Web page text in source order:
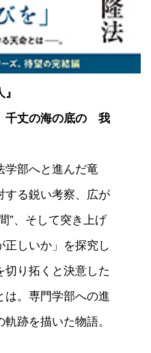
千丈の海の底の 我
学部へと進んだ竜
する鋭い考察、広が
”、そして突き上げ
正しいか」を探究し
切り拓くと決意した
は。専門学部への進
跡を描いた物語。